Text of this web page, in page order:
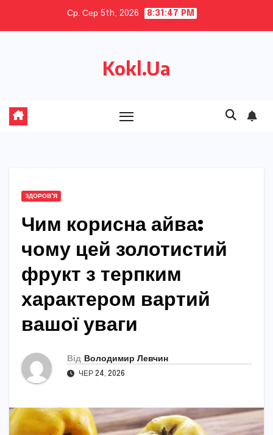
Ср. Сер 5th, 2026 8:31:48 PM
Kokl.Ua
ЗДОРОВ'Я
Чим корисна айва:
чому цей золотистий
фрукт з терпким
характером вартий
вашої уваги
Від Володимир Левчин
ЧЕР 24, 2026